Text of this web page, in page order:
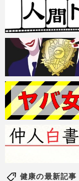
健康の最新記事